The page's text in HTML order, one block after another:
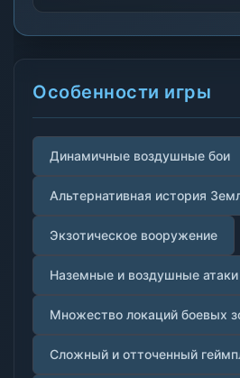
Особенности игры
Динамичные воздушные бои
Альтернативная история
Экзотическое вооружение
Наземные и воздушные атаки
Множество локаций боевых
Сложный и отточенный